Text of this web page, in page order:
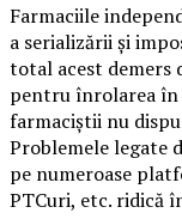
Farmaciile
a serializării şi
total acest demers
pentru înrolarea în
farmaciștii nu
Problemele legate
pe numeroase
PTCuri, etc. ridică